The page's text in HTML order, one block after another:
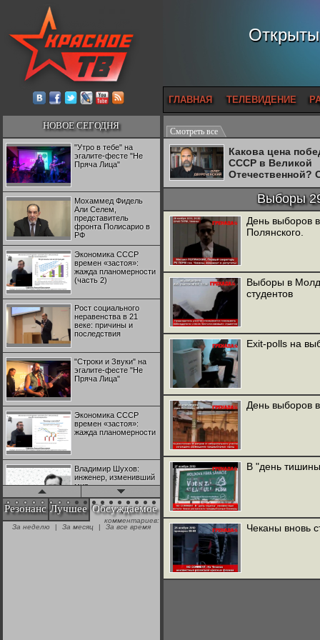
ГЛАВНАЯ ТЕЛЕВИДЕНИЕ
НОВОЕ СЕГОДНЯ
"Утро в тебе" на
эгалите-фесте "Не
Пряча Лица"
Мохаммед Фидель
Али Селем,
представитель
фронта Полисарио в
РФ
Экономика СССР
времен «застоя»:
жажда планомерности
(часть 2)
Рост социального
неравенства в 21
веке: причины и
последствия
"Строки и Звуки" на
эгалите-фесте "Не
Пряча Лица"
Экономика СССР
времен «застоя»:
жажда планомерности
Владимир Шухов:
инженер, изменивший
мир
"Аркадий Коц" на
эгалите-фесте "Не
Резонанс Лучшее Обсуждаемое
комментариев:
За неделю
| За месяц | За все время
Смотреть все
Какова цена
СССР в Великой
Отечественной?
Двуреченский о
потерянной
Выборы
День выборов
Полянского.
Выборы в
студентов
Exit-polls на
День выборов
В "день
Чеканы вновь